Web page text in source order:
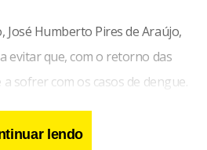
José Humberto Pires de Araújo,
evitar que, com o retorno das
sofrer com os casos de dengue.
de forma integrada com o
ao Aedes aegypti seja
lendo